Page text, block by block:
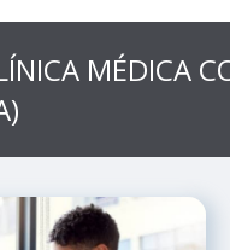
MÉDICA